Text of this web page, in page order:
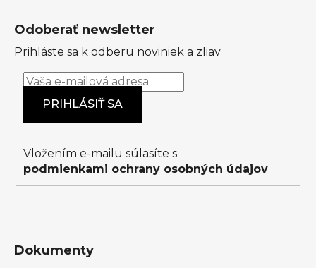
Odoberať newsletter
Prihláste sa k odberu noviniek a zliav
PRIHLÁSIŤ SA
Vložením e-mailu súlasíte s
podmienkami ochrany osobných údajov
Dokumenty